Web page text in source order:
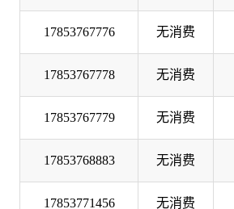
17853767776 无消费
17853767778 无消费
17853767779 无消费
17853768883 无消费
17853771456 无消费